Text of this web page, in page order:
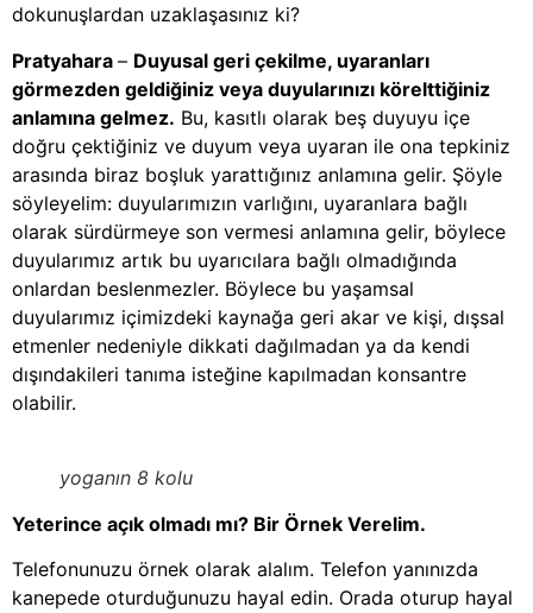
dokunuşlardan uzaklaşasınız ki?
Pratyahara – Duyusal geri çekilme, uyaranları
görmezden geldiğiniz veya duyularınızı körelttiğiniz
anlamına gelmez. Bu, kasıtlı olarak beş duyuyu içe
doğru çektiğiniz ve duyum veya uyaran ile ona tepkiniz
arasında biraz boşluk yarattığınız anlamına gelir. Şöyle
söyleyelim: duyularımızın varlığını, uyaranlara bağlı
olarak sürdürmeye son vermesi anlamına gelir, böylece
duyularımız artık bu uyarıcılara bağlı olmadığında
onlardan beslenmezler. Böylece bu yaşamsal
duyularımız içimizdeki kaynağa geri akar ve kişi, dışsal
etmenler nedeniyle dikkati dağılmadan ya da kendi
dışındakileri tanıma isteğine kapılmadan konsantre
olabilir.
yoganın 8 kolu
Yeterince açık olmadı mı? Bir Örnek Verelim.
Telefonunuzu örnek olarak alalım. Telefon yanınızda
kanepede oturduğunuzu hayal edin. Orada oturup hayal